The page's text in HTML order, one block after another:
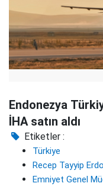
Endonezya
İHA satın aldı
Etiketler :
Türkiye
Recep Tayyip
Emniyet Genel